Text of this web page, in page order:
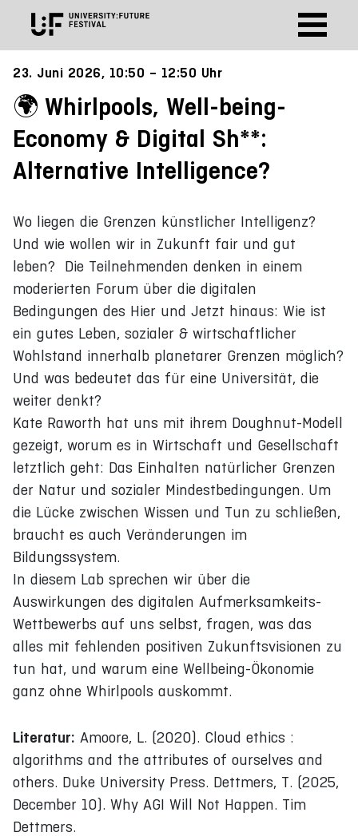
23. Juni 2026, 10:50 – 12:50 Uhr
Whirlpools, Well-being-
Economy & Digital Sh**:
Alternative Intelligence?
Wo liegen die Grenzen künstlicher Intelligenz?
Und wie wollen wir in Zukunft fair und gut
leben? Die Teilnehmenden denken in einem
moderierten Forum über die digitalen
Bedingungen des Hier und Jetzt hinaus: Wie ist
ein gutes Leben, sozialer & wirtschaftlicher
Wohlstand innerhalb planetarer Grenzen möglich?
Und was bedeutet das für eine Universität, die
weiter denkt?
Kate Raworth hat uns mit ihrem Doughnut-Modell
gezeigt, worum es in Wirtschaft und Gesellschaft
letztlich geht: Das Einhalten natürlicher Grenzen
der Natur und sozialer Mindestbedingungen. Um
die Lücke zwischen Wissen und Tun zu schließen,
braucht es auch Veränderungen im
Bildungssystem.
In diesem Lab sprechen wir über die
Auswirkungen des digitalen Aufmerksamkeits-
Wettbewerbs auf uns selbst, fragen, was das
alles mit fehlenden positiven Zukunftsvisionen zu
tun hat, und warum eine Wellbeing-Ökonomie
ganz ohne Whirlpools auskommt.
Literatur: Amoore, L. (2020). Cloud ethics :
algorithms and the attributes of ourselves and
others. Duke University Press. Dettmers, T. (2025,
December 10). Why AGI Will Not Happen. Tim
Dettmers.